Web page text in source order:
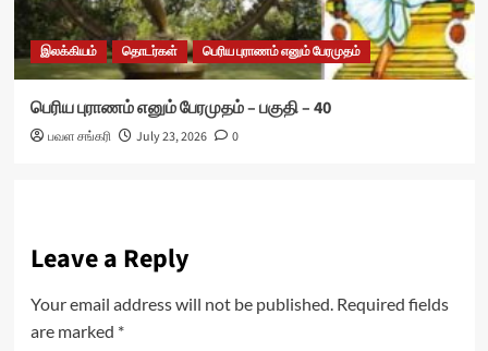
இலக்கியம் தொடர்கள் பெரிய புராணம் எனும் பேரமுதம்
பெரிய புராணம் எனும் பேரமுதம் – பகுதி – 40
பவள சங்கரி July 23, 2026 0
Leave a Reply
Your email address will not be published. Required fields
are marked *